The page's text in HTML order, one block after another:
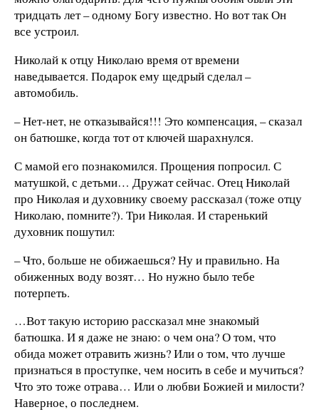
тридцать лет – одному Богу известно. Но вот так Он
все устроил.
Николай к отцу Николаю время от времени
наведывается. Подарок ему щедрый сделал –
автомобиль.
– Нет-нет, не отказывайся!!! Это компенсация, – сказал
он батюшке, когда тот от ключей шарахнулся.
С мамой его познакомился. Прощения попросил. С
матушкой, с детьми… Дружат сейчас. Отец Николай
про Николая и духовнику своему рассказал (тоже отцу
Николаю, помните?). Три Николая. И старенький
духовник пошутил:
– Что, больше не обижаешься? Ну и правильно. На
обиженных воду возят… Но нужно было тебе
потерпеть.
…Вот такую историю рассказал мне знакомый
батюшка. И я даже не знаю: о чем она? О том, что
обида может отравить жизнь? Или о том, что лучше
признаться в проступке, чем носить в себе и мучиться?
Что это тоже отрава… Или о любви Божией и милости?
Наверное, о последнем.